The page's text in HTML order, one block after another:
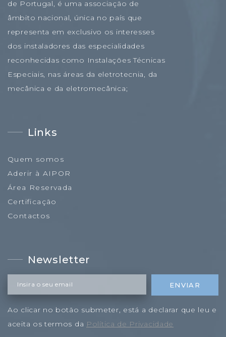
de Portugal, é uma associação de
âmbito nacional, única no país que
representa em exclusivo os interesses
dos instaladores das especialidades
reconhecidas como Instalações Técnicas
Especiais, nas áreas da eletrotecnia, da
mecânica e da eletromecânica;
Links
Quem somos
Aderir à AIPOR
Área Reservada
Certificação
Contactos
Newsletter
Insira o seu email ENVIAR
Ao clicar no botão submeter, está a declarar que leu e
aceita os termos da Política de Privacidade